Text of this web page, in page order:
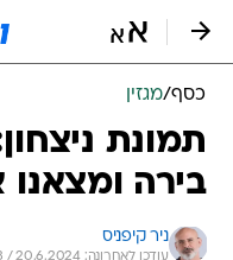
כסף/מגזין
תמונת
בירה
ניר קיפניס
עודכן לאחרונה: 20.6.2024 / 16:43